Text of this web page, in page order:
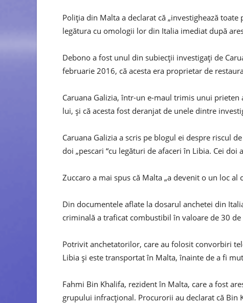
Poliția din Malta a declarat că „investighează
legătura cu omologii lor din Italia imediat după
Debono a fost unul din subiecții investigați de
februarie 2016, că acesta era proprietar de
Caruana Galizia, într-un e-maul trimis unui
lui, și că acesta fost deranjat de unele dintre
Caruana Galizia a scris pe blogul ei despre riscul
doi „pescari “cu legături de afaceri în Libia. Cei
Zuccaro a mai spus că Malta „a devenit o un loc
Din documentele aflate la dosarul anchetei din
criminală a traficat combustibil în valoare de 30
Potrivit anchetatorilor, care au folosit convorbiri
Libia și este transportat în Malta, înainte de a fi
Fahmi Bin Khalifa, rezident în Malta, care a fost
grupului infracțional. Procurorii au declarat că